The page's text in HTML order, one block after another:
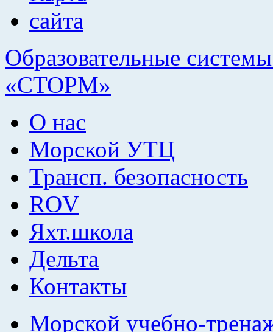
Образовательные
«СТОРМ»
О нас
Морской УТЦ
Трансп. безопасность
ROV
Яхт.школа
Дельта
Контакты
Морской учебно-